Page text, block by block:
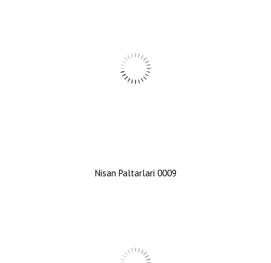
Nisan Paltarlari 0009